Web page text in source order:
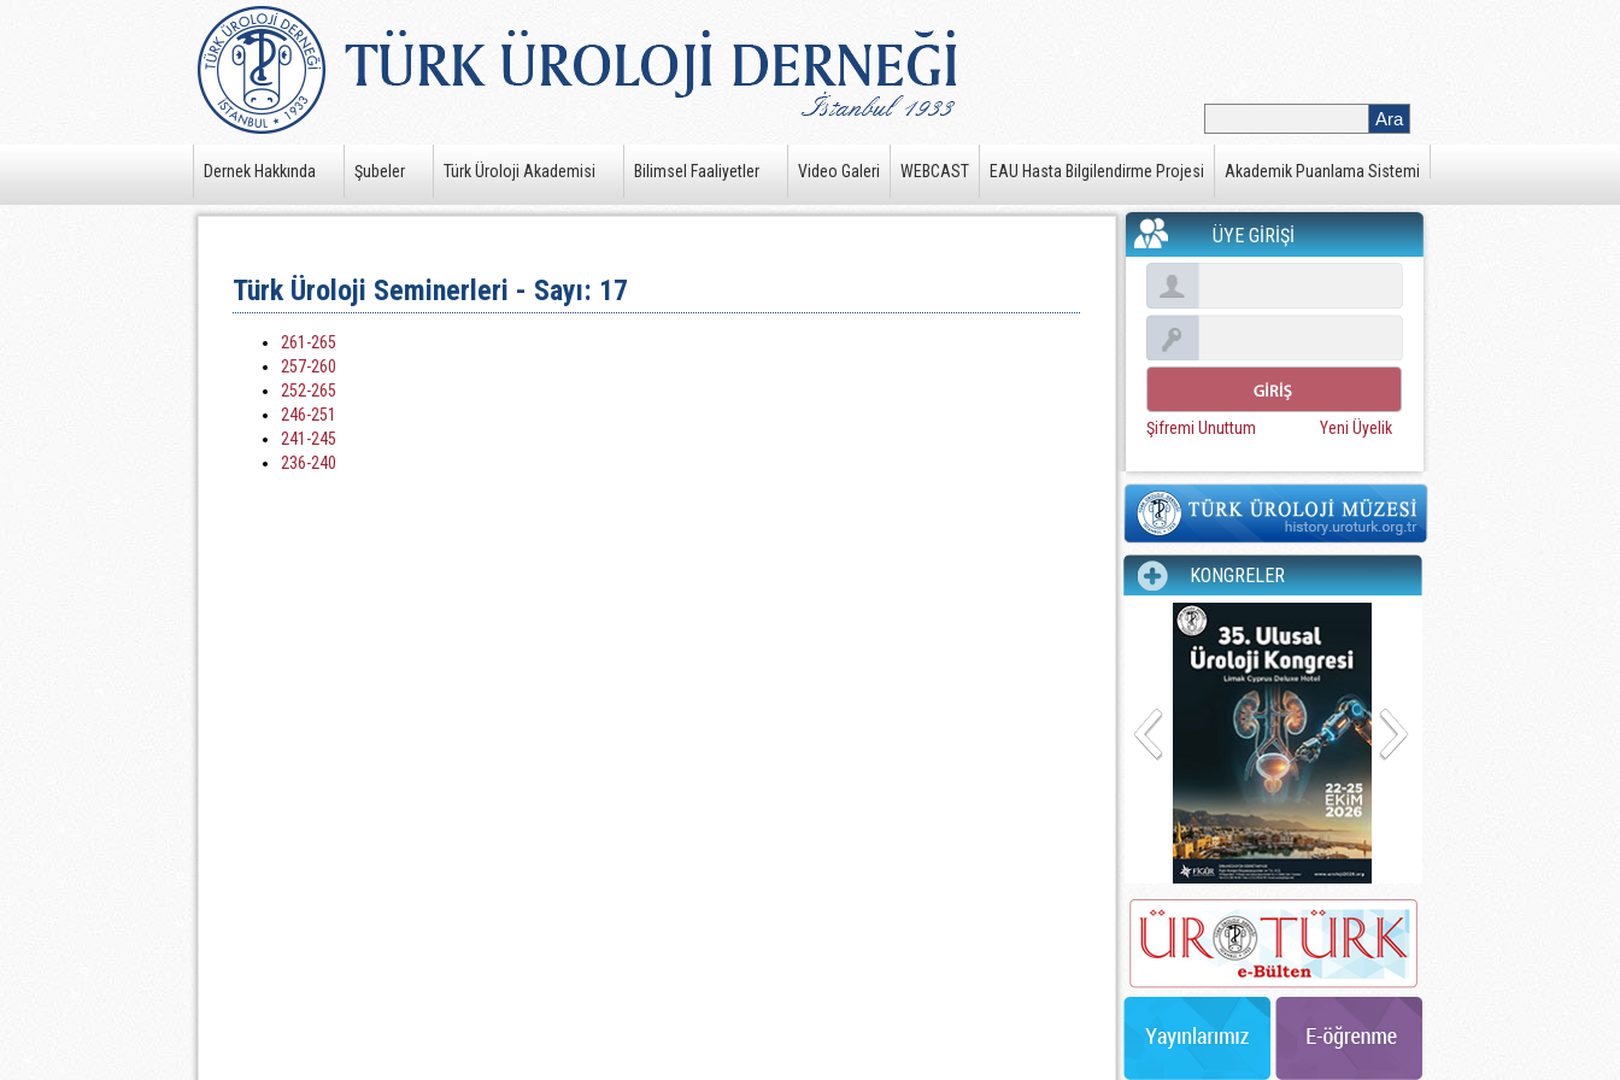
Dernek Hakkında Şubeler Türk Üroloji Akademisi Bilimsel Faaliyetler Video Galeri WEBCAST EAU Hasta Bilgilendirme Projesi Akademik Puanlama Sistemi
Türk Üroloji Seminerleri - Sayı: 17
261-265
257-260
252-265
246-251
241-245
236-240
ÜYE GİRİŞİ
Şifremi Unuttum Yeni Üyelik
KONGRELER